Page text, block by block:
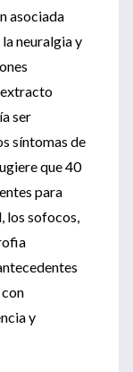
asociada
neuralgia y
ser
síntomas de
que 40
para
los sofocos,
y